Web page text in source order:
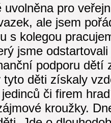
uvolněna pro
ale jsem
s kolegou
jsme
podporu dětí
děti získaly
či firem
kroužky.